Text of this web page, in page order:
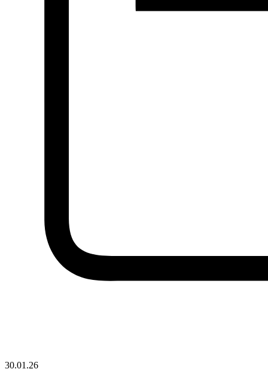
30.01.26